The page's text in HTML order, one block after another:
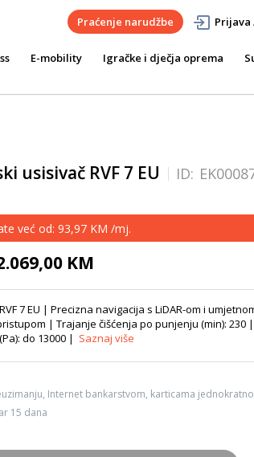
Praćenje narudžbe Prijava
E-mobility Igračke i dječja oprema
usisivač RVF 7 EU ID:
već od: 93,97 KM /mj.
KM
7 EU | Precizna navigacija s LiDAR-om i
| Trajanje čišćenja po punjenju (min): 230
do 13000 | Saznaj više
Internet bankarstvom, karticama
15 dana